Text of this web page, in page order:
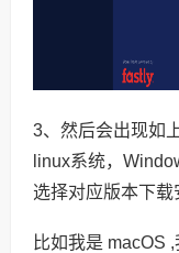
3、然后会出现如
linux系统，
选择对应版本下载
比如我是 macOS